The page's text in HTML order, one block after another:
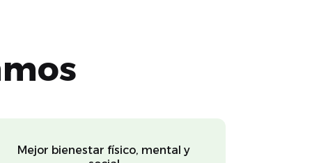
Mejor bienestar físico, mental y